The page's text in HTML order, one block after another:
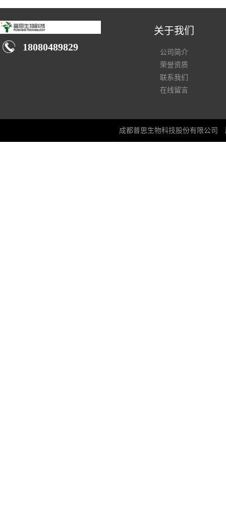
18080489829
关于我们
公司简介
荣誉资质
联系我们
在线留言
成都普思生物科技股份有限公司